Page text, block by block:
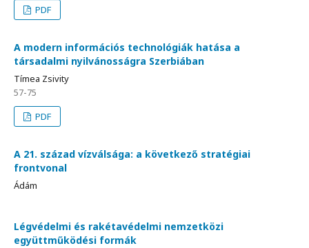
PDF
A modern információs technológiák hatása a
társadalmi nyilvánosságra Szerbiában
Tímea Zsivity
57-75
PDF
A 21. század vízválsága: a következő stratégiai
frontvonal
Ádám
Légvédelmi és rakétavédelmi nemzetközi
együttműködési formák